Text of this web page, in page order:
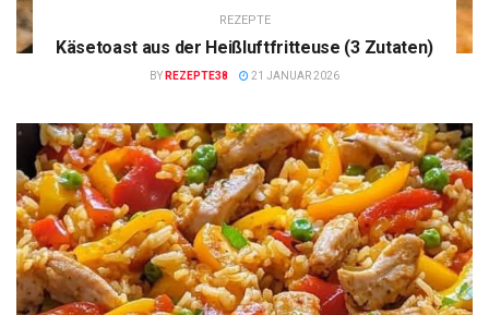
REZEPTE
Käsetoast aus der Heißluftfritteuse (3 Zutaten)
BY REZEPTE38 21 JANUAR 2026